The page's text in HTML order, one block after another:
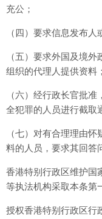
充公；
（四）要求信息发布
（五）要求外国及境
组织的代理人提供资料；
（六）经行政长官批
全犯罪的人员进行截取
（七）对有合理理由
料的人员，要求其回答
香港特别行政区维护国
等执法机构采取本条第
授权香港特别行政区行